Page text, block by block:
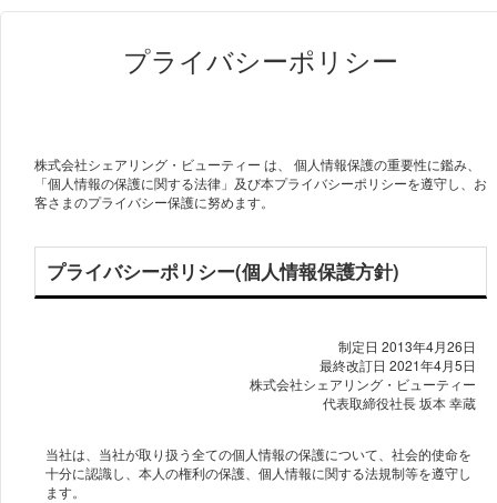
プライバシーポリシー
株式会社シェアリング・ビューティー は、 個人情報保護の重要性に鑑み、
「個人情報の保護に関する法律」及び本プライバシーポリシーを遵守し、お
客さまのプライバシー保護に努めます。
プライバシーポリシー(個人情報保護方針)
制定日 2013年4月26日
最終改訂日 2021年4月5日
株式会社シェアリング・ビューティー
当社は、当社が取り扱う全ての個人情報の保護について、社会的使命を
十分に認識し、本人の権利の保護、個人情報に関する法規制等を遵守し
ます。